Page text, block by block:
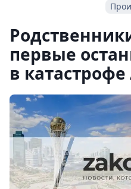
первые
в катастрофе